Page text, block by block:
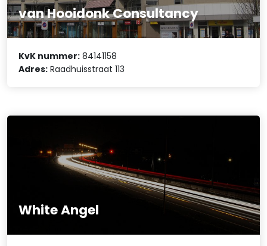
van Hooidonk Consultancy
KvK nummer: 84141158
Adres: Raadhuisstraat 113
White Angel